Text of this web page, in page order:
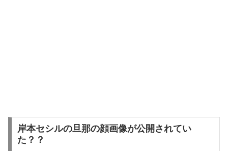
岸本セシルの旦那の顔画像が公開されてい
た？？